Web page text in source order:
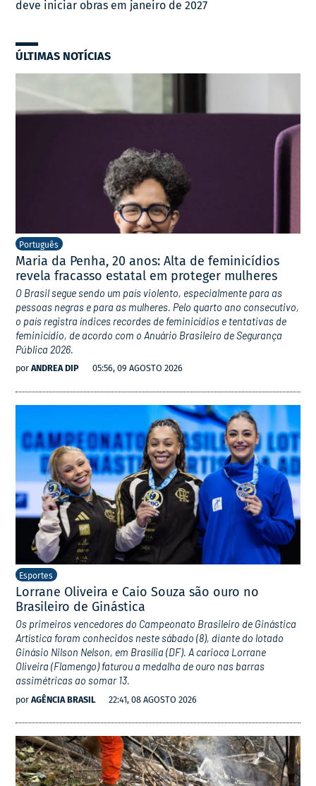
deve iniciar obras em janeiro de 2027
ÚLTIMAS NOTÍCIAS
Português
Maria da Penha, 20 anos: Alta de feminicídios
revela fracasso estatal em proteger mulheres
O Brasil segue sendo um país violento, especialmente para as
pessoas negras e para as mulheres. Pelo quarto ano consecutivo,
o país registra índices recordes de feminicídios e tentativas de
feminicídio, de acordo com o Anuário Brasileiro de Segurança
Pública 2026.
por ANDREA DIP 05:56, 09 AGOSTO 2026
Esportes
Lorrane Oliveira e Caio Souza são ouro no
Brasileiro de Ginástica
Os primeiros vencedores do Campeonato Brasileiro de Ginástica
Artística foram conhecidos neste sábado (8), diante do lotado
Ginásio Nilson Nelson, em Brasília (DF). A carioca Lorrane
Oliveira (Flamengo) faturou a medalha de ouro nas barras
assimétricas ao somar 13.
por AGÊNCIA BRASIL 22:41, 08 AGOSTO 2026